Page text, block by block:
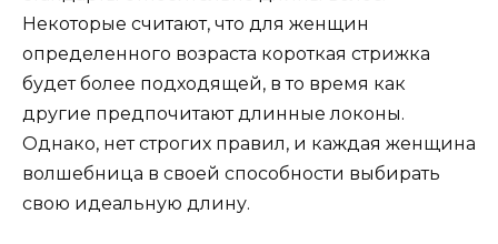
Некоторые считают, что для женщин
определенного возраста короткая стрижка
будет более подходящей, в то время как
другие предпочитают длинные локоны.
Однако, нет строгих правил, и каждая женщина
волшебница в своей способности выбирать
свою идеальную длину.